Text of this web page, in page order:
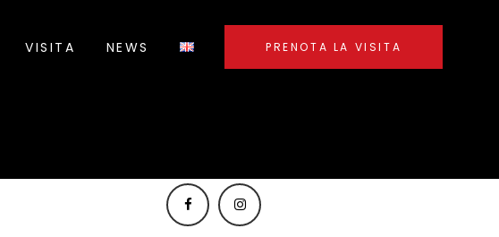
PRENOTA LA VISITA
VISITA NEWS